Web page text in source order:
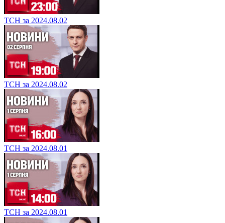
ТСН за 2024.08.02
ТСН за 2024.08.02
ТСН за 2024.08.01
ТСН за 2024.08.01